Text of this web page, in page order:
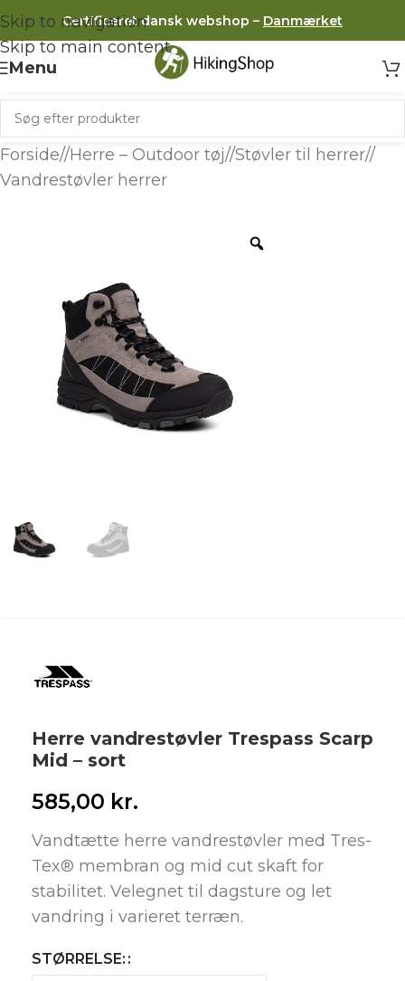
Skip to navigation
Skip to main content
Certificeret dansk webshop – Danmærket
Menu
Forside/ Herre – Outdoor tøj/ Støvler til herrer/
Vandrestøvler herrer
Herre vandrestøvler Trespass Scarp
Mid – sort
585,00 kr.
Vandtætte herre vandrestøvler med Tres-
Tex® membran og mid cut skaft for
stabilitet. Velegnet til dagsture og let
vandring i varieret terræn.
STØRRELSE: